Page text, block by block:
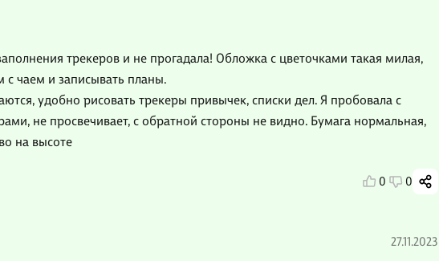
трекеров и не прогадала! Обложка с цветочками такая милая,
с чаем и записывать планы.
удобно рисовать трекеры привычек, списки дел. Я пробовала с
не просвечивает, с обратной стороны не видно. Бумага нормальная,
на высоте
0 0
27.11.2023